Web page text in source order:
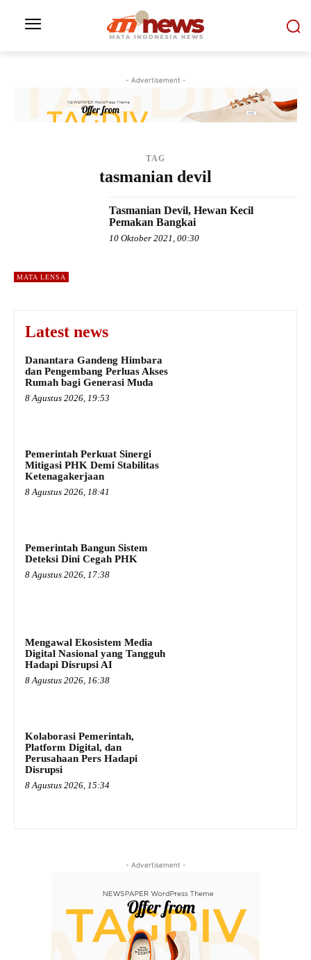
- Advertisement -
TAG
tasmanian devil
MATA LENSA
Tasmanian Devil, Hewan Kecil
Pemakan Bangkai
10 Oktober 2021, 00:30
Latest news
Danantara Gandeng Himbara
dan Pengembang Perluas Akses
Rumah bagi Generasi Muda
8 Agustus 2026, 19:53
Pemerintah Perkuat Sinergi
Mitigasi PHK Demi Stabilitas
Ketenagakerjaan
8 Agustus 2026, 18:41
Pemerintah Bangun Sistem
Deteksi Dini Cegah PHK
8 Agustus 2026, 17:38
Mengawal Ekosistem Media
Digital Nasional yang Tangguh
Hadapi Disrupsi AI
8 Agustus 2026, 16:38
Kolaborasi Pemerintah,
Platform Digital, dan
Perusahaan Pers Hadapi
Disrupsi
8 Agustus 2026, 15:34
- Advertisement -